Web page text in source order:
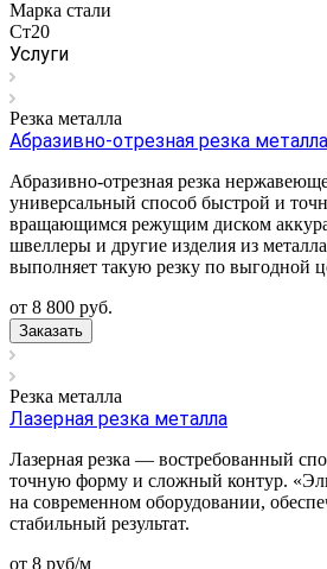
Марка стали
Ст20
Услуги
Резка металла
Абразивно-отрезная резка металла
Абразивно-отрезная резка
универсальный способ быстрой и
вращающимся режущим диском
швеллеры и другие изделия из
выполняет такую резку по выгодной
от 8 800 руб.
Заказать
Резка металла
Лазерная резка металла
Лазерная резка — востребованный
точную форму и сложный контур.
на современном оборудовании,
стабильный результат.
от 8 руб/м